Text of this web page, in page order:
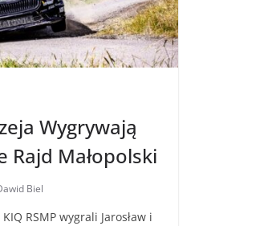
Wygrywają
Rajd Małopolski
Biel
RSMP wygrali Jarosław i